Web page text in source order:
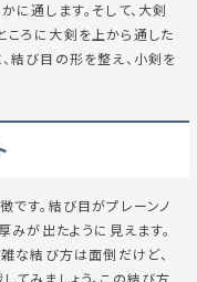
に通します。そして、大剣
ころに大剣を上から通した
結び目の形を整え、小剣を
です。結び目がプレーンノ
みが出たように見えます。
雑な結び方は面倒だけど、